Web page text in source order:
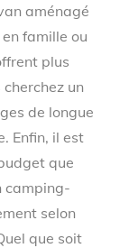
aménagé
famille ou
plus
un
de longue
Enfin, il est
que
camping-
selon
que soit